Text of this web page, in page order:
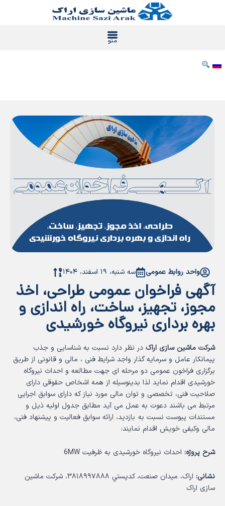
واحد روابط عمومی سه شنبه، ۱۹ اسفند، ۱۴۰۴
آگهی فراخوان عمومی طراحی، اخذ
مجوز، تجهیز، ساخت، راه اندازی و
بهره برداری نیروگاه خورشیدی
شرکت ماشین سازی اراک در نظر دارد نسبت به شناسایی و جذب
پیمانکار عامل و سرمایه گذار واجد شرایط فنی ، مالی و قانونی از طریق
برگزاری فراخون عمومی دو مرحله ای جهت مطالعه و احداث نیروگاه
خورشیدی اقدام نماید لذا بدینوسیله از همه اشخاص حقوقی دارای
صلاحیت فنی، تخصصی و توان مالی مورد نیاز که دارای سوابق اجرایی
مرتبط می باشند دعوت به عمل می آید مطابق جدول اولیه ذیل و
مستندات پیوست نسبت به بازدید، ارائه سوابق فعالیت و پیشنهاد فنی،
مالی وکیفی خویش اقدام نمایند:
شرح پروژه: احداث نیروگاه خورشیدی به ظرفیت 6MW
نشانی:
اراک، میدان صنعت، كدپستي ۳۸۱۸۹۹۷۸۸۸، شرکت ماشین
سازی اراک